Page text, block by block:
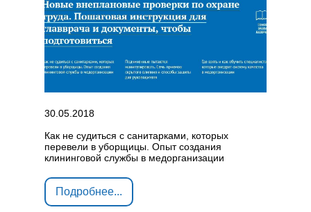
30.05.2018
Как не судиться с санитарками, которых
перевели в уборщицы. Опыт создания
клининговой службы в медорганизации
Подробнее...